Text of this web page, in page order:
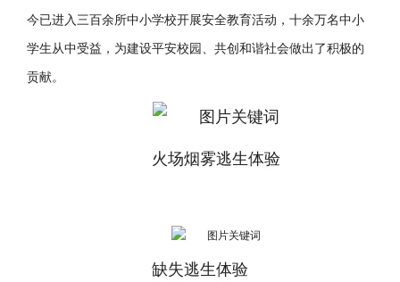
今已进入三百余所中小学校开展安全教育活动，十余万名中小
学生从中受益，为建设平安校园、共创和谐社会做出了积极的
贡献。
火场烟雾逃生体验
缺失逃生体验